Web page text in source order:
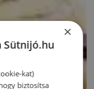
×
Sütnijó.hu
kat)
biztosítsa